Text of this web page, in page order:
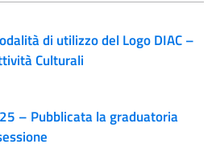
di utilizzo del Logo DIAC –
Culturali
– Pubblicata la graduatoria